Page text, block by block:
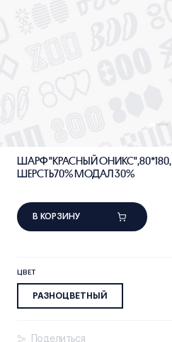
ШАРФ "КРАСНЫЙ ОНИКС",80*180,
ШЕРСТЬ70% МОДАЛ 30%
В КОРЗИНУ
ЦВЕТ
РАЗНОЦВЕТНЫЙ
Поделиться